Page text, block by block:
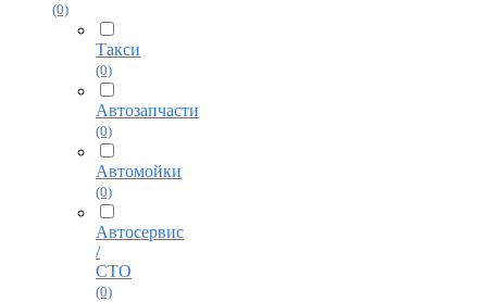
(0)
Такси
(0)
Автозапчасти
(0)
Автомойки
(0)
Автосервис
/
СТО
(0)